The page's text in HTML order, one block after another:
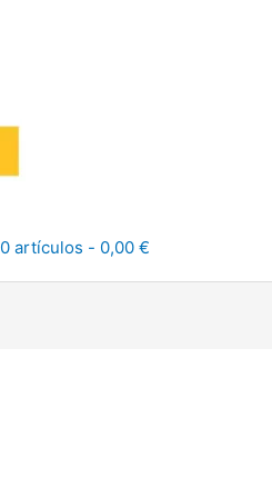
0 artículos 0,00 €